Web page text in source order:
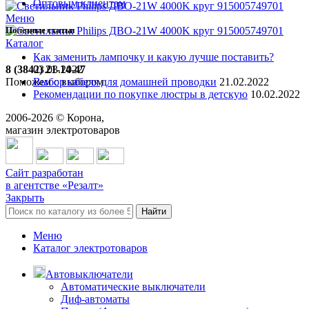
Меню
Каталог
8 (3842) 21-14-47
Поможем с выбором
Оптовым клиентам
Полезные статьи
Как заменить лампочку и какую лучше поставить?
03.03.2022
Выбор кабеля для домашней проводки 21.02.2022
Рекомендации по покупке люстры в детскую 10.02.2022
2006-2026 © Корона,
магазин электротоваров
Сайт разработан
в агентстве «Резалт»
Закрыть
Найти
Меню
Каталог электротоваров
Автовыключатели
Автоматические выключатели
Диф-автоматы